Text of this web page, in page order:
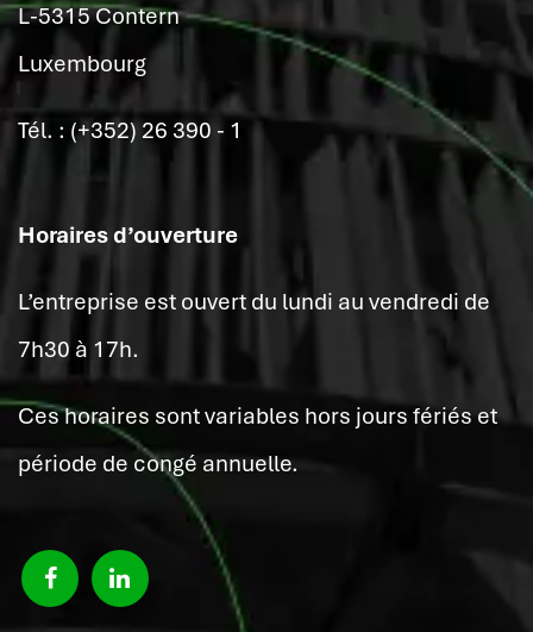
L-5315 Contern
Luxembourg
Tél. : (+352) 26 390 - 1
Horaires d’ouverture
L’entreprise est ouvert du lundi au vendredi de
7h30 à 17h.
Ces horaires sont variables hors jours fériés et
période de congé annuelle.